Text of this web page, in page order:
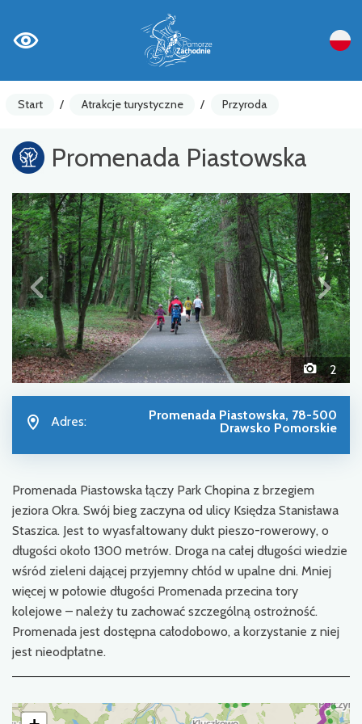
Start / Atrakcje turystyczne / Przyroda
Promenada Piastowska
2
Adres:
Promenada Piastowska, 78-500
Drawsko Pomorskie
Promenada Piastowska łączy Park Chopina z brzegiem
jeziora Okra. Swój bieg zaczyna od ulicy Księdza Stanisława
Staszica. Jest to wyasfaltowany dukt pieszo-rowerowy, o
długości około 1300 metrów. Droga na całej długości wiedzie
wśród zieleni dającej przyjemny chłód w upalne dni. Mniej
więcej w połowie długości Promenada przecina tory
kolejowe – należy tu zachować szczególną ostrożność.
Promenada jest dostępna całodobowo, a korzystanie z niej
jest nieodpłatne.